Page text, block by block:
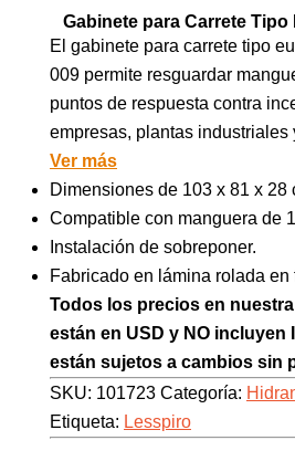
Gabinete para Carrete
El gabinete para carrete tipo
009 permite resguardar
puntos de respuesta contra
empresas, plantas industriales
Ver más
Dimensiones de 103 x 81 x 28
Compatible con manguera de
Instalación de sobreponer.
Fabricado en lámina rolada en
Todos los precios en
están en USD y NO incluyen
están sujetos a cambios sin
SKU: 101723 Categoría:
Etiqueta: Lesspiro